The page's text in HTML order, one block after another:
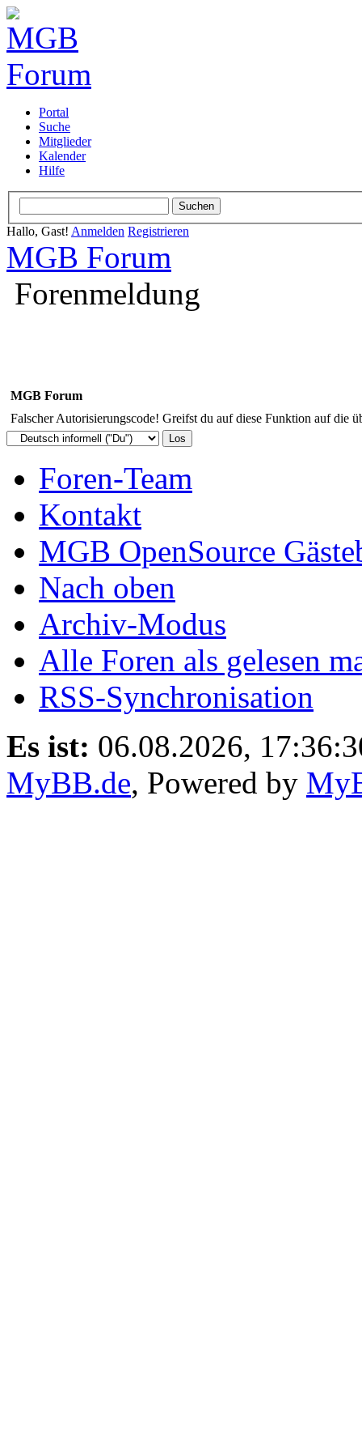
Portal
Suche
Mitglieder
Kalender
Hilfe
Hallo, Gast! Anmelden Registrieren
MGB Forum
Forenmeldung
MGB Forum
Falscher Autorisierungscode! Greifst du auf diese Funktion auf die
Foren-Team
Kontakt
MGB OpenSource
Nach oben
Archiv-Modus
Alle Foren als gelesen
RSS-Synchronisation
Es ist: 06.08.2026,
MyBB.de, Powered by